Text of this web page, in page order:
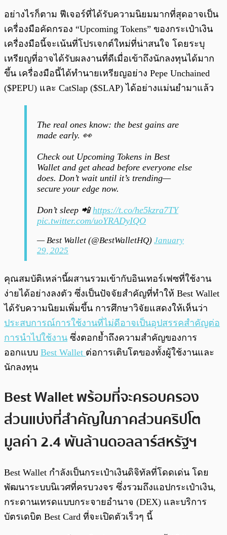
อย่างไรก็ตาม ฟีเจอร์ที่ได้รับความนิยมมากที่สุดอาจเป็น
เครื่องมือคัดกรอง “Upcoming Tokens” ของกระเป๋าเงิน
เครื่องมือนี้จะเน้นที่โปรเจกต์ใหม่ที่น่าสนใจ โดยระบุ
เหรียญที่อาจได้รับผลงานที่ดีเมื่อเข้าถึงนักลงทุนได้มาก
ขึ้น เครื่องมือนี้ได้ทำนายเหรียญอย่าง Pepe Unchained
($PEPU) และ CatSlap ($SLAP) ได้อย่างแม่นยำมาแล้ว
The real ones know: the best gains are
made early. 👀
Check out Upcoming Tokens in Best
Wallet and get ahead before everyone else
does. Don’t wait until it’s trending—
secure your edge now.
Don’t sleep 📲 https://t.co/he5kzra7TY
pic.twitter.com/uoYRADyIQO
— Best Wallet (@BestWalletHQ) January
29, 2025
คุณสมบัติเหล่านี้ผสานรวมเข้ากับอินเทอร์เฟซที่ใช้งาน
ง่ายได้อย่างลงตัว ซึ่งเป็นปัจจัยสำคัญที่ทำให้ Best Wallet
ได้รับความนิยมเพิ่มขึ้น การศึกษาวิจัยแสดงให้เห็นว่า
ประสบการณ์การใช้งานที่ไม่ดีอาจเป็นอุปสรรคสำคัญต่อ
การนำไปใช้งาน ซึ่งตอกย้ำถึงความสำคัญของการ
ออกแบบ Best Wallet ต่อการเติบโตของทั้งผู้ใช้งานและ
นักลงทุน
Best Wallet พร้อมที่จะครอบครอง
ส่วนแบ่งที่สำคัญในภาคส่วนคริปโต
มูลค่า 2.4 พันล้านดอลลาร์สหรัฐฯ
Best Wallet กำลังเป็นกระเป๋าเงินดิจิทัลที่โดดเด่น โดย
พัฒนาระบบนิเวศที่ครบวงจร ซึ่งรวมถึงแอปกระเป๋าเงิน,
กระดานเทรดแบบกระจายอำนาจ (DEX) และบริการ
บัตรเดบิต Best Card ที่จะเปิดตัวเร็วๆ นี้